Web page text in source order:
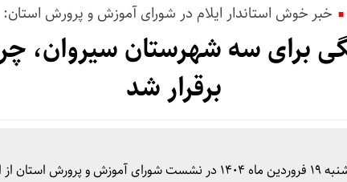
خبر خوش استاندار ایلام در شورای آموزش و پرورش استان:
برای سه شهرستان سیروان،
برقرار شد